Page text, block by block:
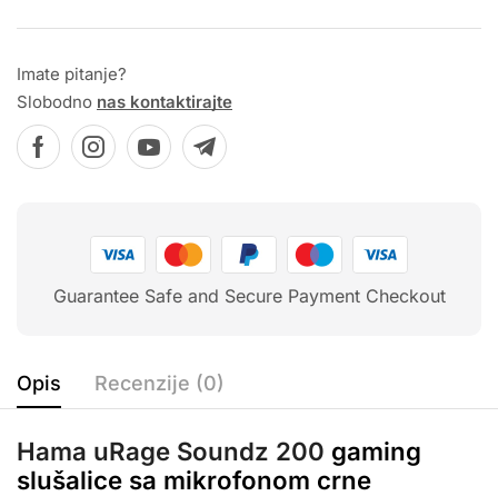
Imate pitanje?
Slobodno nas kontaktirajte
Guarantee Safe and Secure Payment Checkout
Opis Recenzije (0)
Hama uRage Soundz 200 gaming
slušalice sa mikrofonom crne